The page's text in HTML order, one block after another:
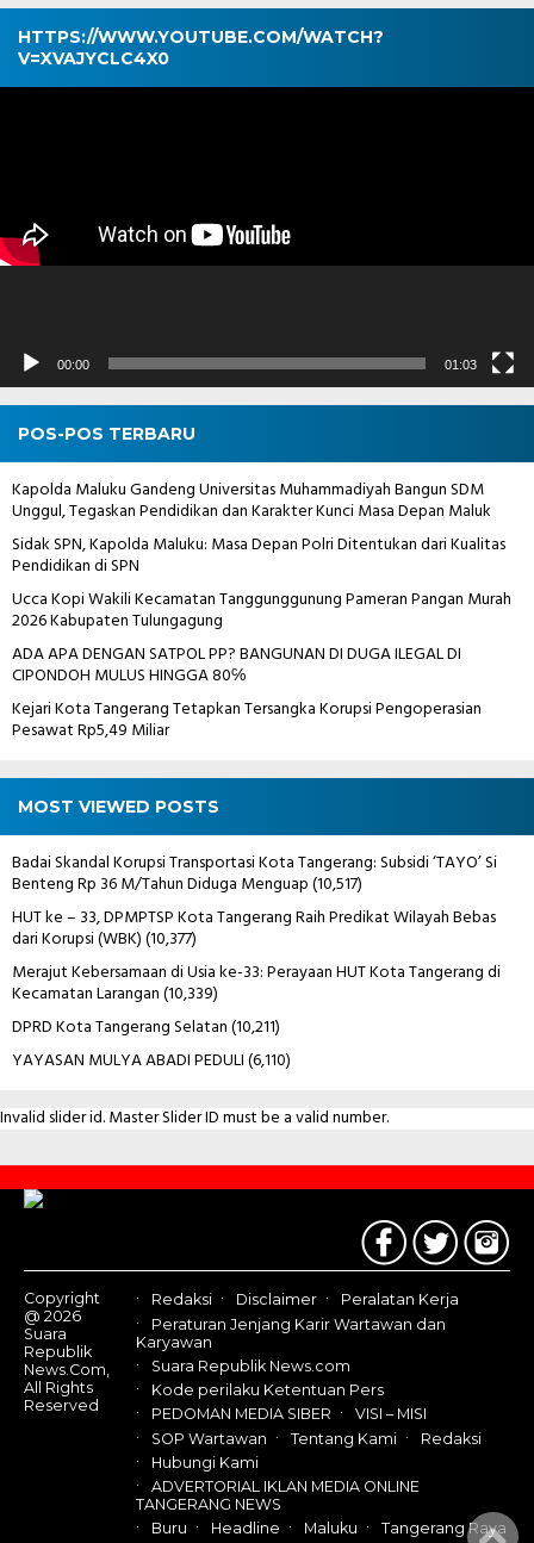
HTTPS://WWW.YOUTUBE.COM/WATCH?
V=XVAJYCLC4X0
Pemutar
00:00 01:03
POS-POS TERBARU
Kapolda Maluku Gandeng Universitas Muhammadiyah Bangun SDM
Unggul, Tegaskan Pendidikan dan Karakter Kunci Masa Depan Maluk
Sidak SPN, Kapolda Maluku: Masa Depan Polri Ditentukan dari Kualitas
Pendidikan di SPN
Ucca Kopi Wakili Kecamatan Tanggunggunung Pameran Pangan Murah
2026 Kabupaten Tulungagung
ADA APA DENGAN SATPOL PP? BANGUNAN DI DUGA ILEGAL DI
CIPONDOH MULUS HINGGA 80℅
Kejari Kota Tangerang Tetapkan Tersangka Korupsi Pengoperasian
Pesawat Rp5,49 Miliar
MOST VIEWED POSTS
Badai Skandal Korupsi Transportasi Kota Tangerang: Subsidi ‘TAYO’ Si
Benteng Rp 36 M/Tahun Diduga Menguap(10,517)
HUT ke – 33, DPMPTSP Kota Tangerang Raih Predikat Wilayah Bebas
dari Korupsi (WBK)(10,377)
Merajut Kebersamaan di Usia ke-33: Perayaan HUT Kota Tangerang di
Kecamatan Larangan(10,339)
DPRD Kota Tangerang Selatan(10,211)
YAYASAN MULYA ABADI PEDULI(6,110)
Invalid slider id. Master Slider ID must be a valid number.
Contact
Us
Copyright
@ 2026
Suara
Republik
News.Com,
All Rights
Reserved
Redaksi Disclaimer
Peralatan Kerja
Peraturan Jenjang Karir Wartawan dan
Karyawan
Suara Republik News.com
Kode perilaku Ketentuan Pers
PEDOMAN MEDIA SIBER
VISI – MISI
SOP Wartawan
Tentang Kami
Redaksi
Hubungi Kami
ADVERTORIAL IKLAN MEDIA ONLINE
TANGERANG NEWS
Buru
Headline Maluku Tangerang Raya